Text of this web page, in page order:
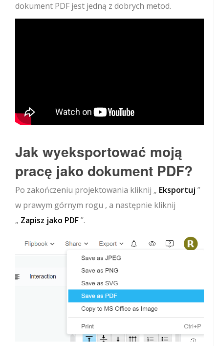
dokument PDF jest jedną z dobrych metod.
Jak wyeksportować moją
pracę jako dokument PDF?
Po zakończeniu projektowania kliknij „ Eksportuj ”
w prawym górnym rogu , a następnie kliknij
„ Zapisz jako PDF”.